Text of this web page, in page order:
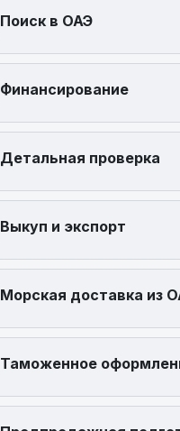
Поиск в ОАЭ
Финансирование
Детальная проверка
Выкуп и экспорт
Морская доставка из
Таможенное